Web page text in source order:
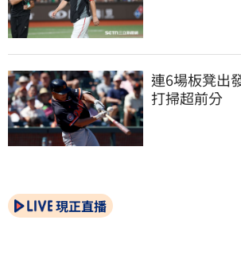
連6場板凳出
打掃超前分
現正直播